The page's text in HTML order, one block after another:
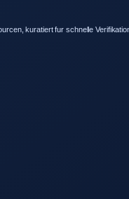
kuratiert fur schnelle